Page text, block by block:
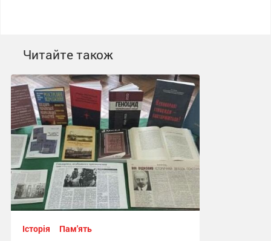
Читайте також
Історія Пам'ять